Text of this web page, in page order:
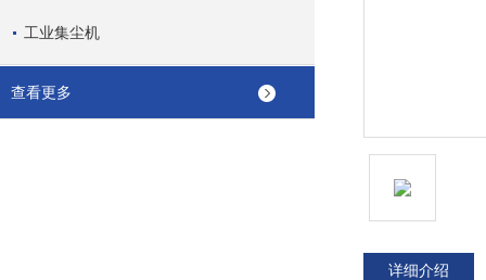
工业集尘机
查看更多
详细介绍